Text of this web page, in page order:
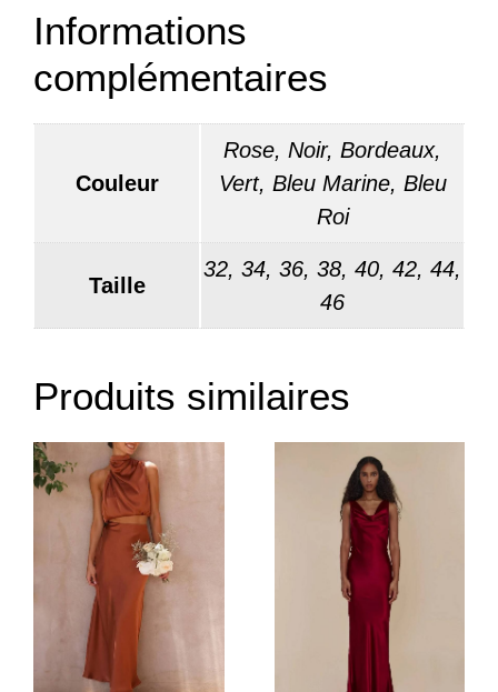
Informations
complémentaires
Couleur
Rose, Noir, Bordeaux,
Vert, Bleu Marine, Bleu
Roi
Taille
32, 34, 36, 38, 40, 42, 44,
46
Produits similaires